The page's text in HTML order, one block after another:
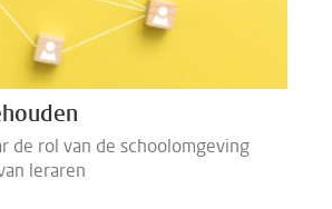
de rol van de schoolomgeving
leraren